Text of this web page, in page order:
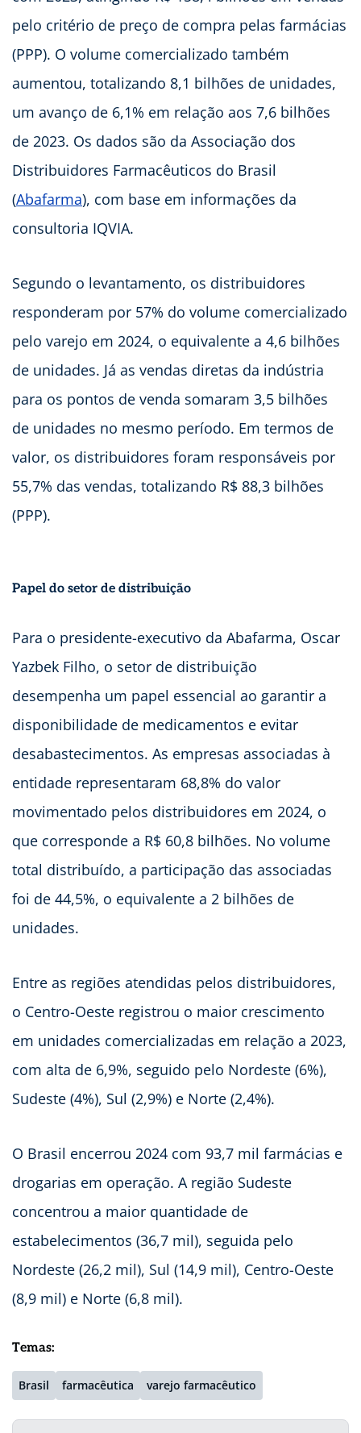
pelo critério de preço de compra pelas farmácias
(PPP). O volume comercializado também
aumentou, totalizando 8,1 bilhões de unidades,
um avanço de 6,1% em relação aos 7,6 bilhões
de 2023. Os dados são da Associação dos
Distribuidores Farmacêuticos do Brasil
(Abafarma), com base em informações da
consultoria IQVIA.
Segundo o levantamento, os distribuidores
responderam por 57% do volume comercializado
pelo varejo em 2024, o equivalente a 4,6 bilhões
de unidades. Já as vendas diretas da indústria
para os pontos de venda somaram 3,5 bilhões
de unidades no mesmo período. Em termos de
valor, os distribuidores foram responsáveis por
55,7% das vendas, totalizando R$ 88,3 bilhões
(PPP).
Papel do setor de distribuição
Para o presidente-executivo da Abafarma, Oscar
Yazbek Filho, o setor de distribuição
desempenha um papel essencial ao garantir a
disponibilidade de medicamentos e evitar
desabastecimentos. As empresas associadas à
entidade representaram 68,8% do valor
movimentado pelos distribuidores em 2024, o
que corresponde a R$ 60,8 bilhões. No volume
total distribuído, a participação das associadas
foi de 44,5%, o equivalente a 2 bilhões de
unidades.
Entre as regiões atendidas pelos distribuidores,
o Centro-Oeste registrou o maior crescimento
em unidades comercializadas em relação a 2023,
com alta de 6,9%, seguido pelo Nordeste (6%),
Sudeste (4%), Sul (2,9%) e Norte (2,4%).
O Brasil encerrou 2024 com 93,7 mil farmácias e
drogarias em operação. A região Sudeste
concentrou a maior quantidade de
estabelecimentos (36,7 mil), seguida pelo
Nordeste (26,2 mil), Sul (14,9 mil), Centro-Oeste
(8,9 mil) e Norte (6,8 mil).
Temas:
Brasil farmacêutica varejo farmacêutico